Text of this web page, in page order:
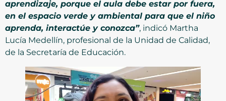
aprendizaje, porque el aula debe estar por fuera,
en el espacio verde y ambiental para que el niño
aprenda, interactúe y conozca”, indicó Martha
Lucía Medellín, profesional de la Unidad de Calidad,
de la Secretaría de Educación.